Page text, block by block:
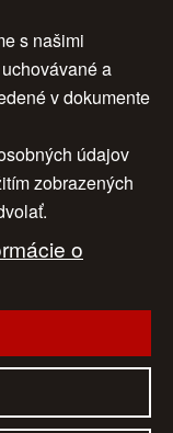
>>
|
Cookies
| Kontakt
práva vyhradené
s našimi
a
v dokumente
údajov
zobrazených
o